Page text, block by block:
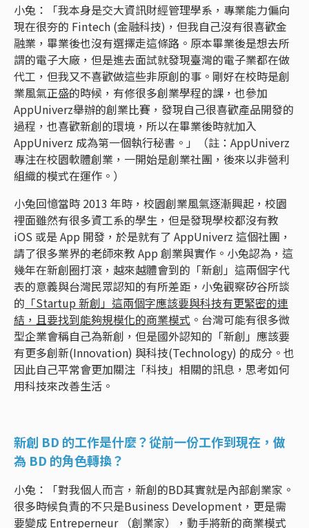
小兔：「我本身是交大資訊財經管理學系，專業能力偏向
現在很夯的 Fintech (金融科技)，但我自己沒有很喜歡金
融業，畢業後也沒有選擇走這條路。原本畢業後是想去所
謂的電子大廠，但是進去面試就發現臺灣的電子業都在做
代工，但我又不喜歡做這些非原創的事。剛好在校時是創
業風氣正盛的時候，有修很多創業學程的課，也參加
AppUniverz舉辦的創業比賽，發現自己很喜歡產品開發的
過程，也喜歡新創的環境，所以在畢業後時就加入
AppUniverz 成為第一個執行秘書。」（註：AppUniverz
專注在校園軟體創業，一開始是創業社團，後來以非營利
組織的模式在運作。）
小兔回憶當時 2013 年時，校園創業風氣逐漸興起，校園
裡面雖然有很多資工系的學生，但是發現學校都沒有教
iOS 或是 App 開發，於是就有了 AppUniverz 這個社團，
請了很多業界的老師來教 App 創業與實作。小兔認為，這
幾年在新創圈打滾，越來越體會到的「新創」這兩個字代
表的意義與台灣民眾認知的有所差距，小兔觀察矽谷所談
的 「Startup 新創」這兩個字應該要與科技有更緊密的連
結，且要找到能夠規模化的商業模式 。台灣可能有很多微
型企業會稱自己為新創，但是國外認知的「新創」應該要
有更多創新(Innovation) 與科技(Technology) 的成分。也
因此自己平常會更加關注「科技」相關的訊息，思考如何
用科技來改善生活。
新創 BD 的工作是什麼？從前一份工作到現在，做
為 BD 的角色轉換？
小兔：「對我個人而言，新創的BD其實就是內部創業家。
很多時候負責的不只是Business Development，更是需
要變成 Entreperneur （創業家），動手將新的商業模式